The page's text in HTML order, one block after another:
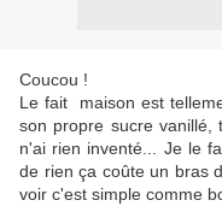
Coucou !
Le fait maison est
son propre sucre vanillé,
n'ai rien inventé... Je le
de rien ça coûte un bras
voir c'est simple comme